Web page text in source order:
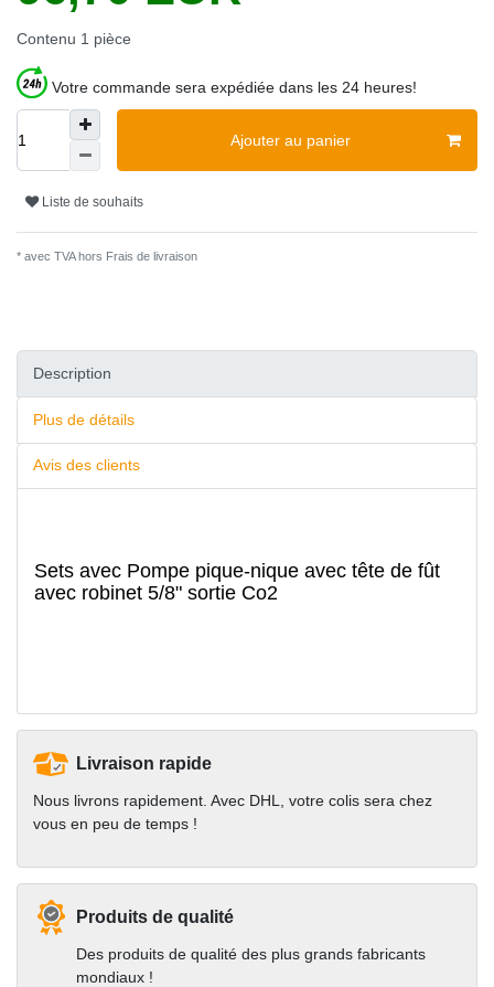
Contenu 1 pièce
Votre commande sera expédiée dans les 24 heures!
Ajouter au panier
Liste de souhaits
* avec TVA hors Frais de livraison
Description
Plus de détails
Avis des clients
Sets avec Pompe pique-nique avec tête de fût
avec robinet 5/8" sortie Co2
Livraison rapide
Nous livrons rapidement. Avec DHL, votre colis sera chez
vous en peu de temps !
Produits de qualité
Des produits de qualité des plus grands fabricants
mondiaux !